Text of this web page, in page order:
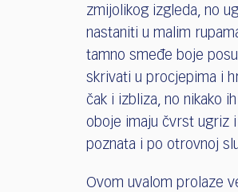
zmijolikog izgleda, no
nastaniti u malim
tamno smeđe boje
skrivati u procjepima i
čak i izbliza, no nikako
oboje imaju čvrst ugriz
poznata i po otrovnoj
Ovom uvalom prolaze